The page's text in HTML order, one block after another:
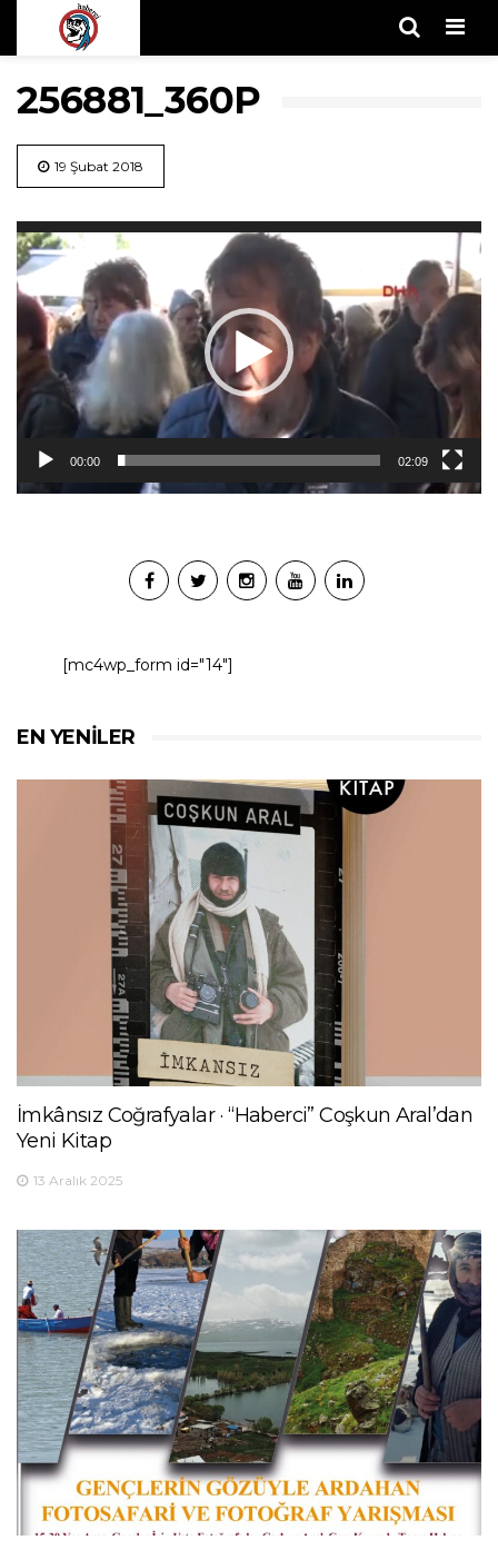
256881_360P
19 Şubat 2018
Video
oynatıcı
00:00 02:09
[mc4wp_form id="14"]
EN YENILER
İmkânsız Coğrafyalar · “Haberci” Coşkun Aral’dan
Yeni Kitap
13 Aralık 2025